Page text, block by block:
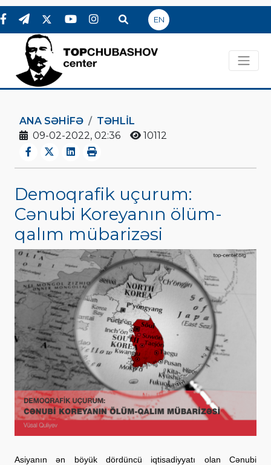
EN
ANA SƏHIFƏ
TƏHLİL
09-02-2022, 02:36
10112
Demoqrafik uçurum:
Cənubi Koreyanın ölüm-
qalım mübarizəsi
Asiyanın ən böyük dördüncü iqtisadiyyatı olan Cənubi